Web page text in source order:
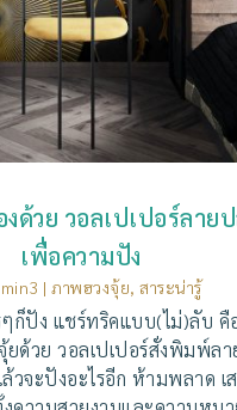
ด้วย วอลเปเปอร์ลาย
เพื่อความปัง
|ภาพฮวงจุ้ย ,สาระน่ารู้
ๆก็ปัง แชร์ทริคแบบ(ไม่)ลับ คื
จุ้ยด้วย วอลเปเปอร์สั่งพิมพ์ล
วจะปังอะไรอีก ห้ามพลาด เ